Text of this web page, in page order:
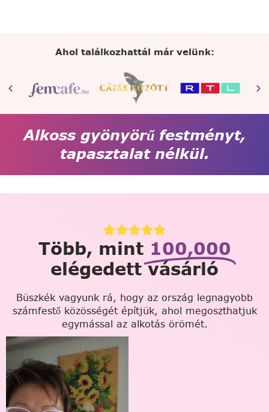
Ahol találkozhattál már velünk:
Alkoss gyönyörű festményt,
tapasztalat nélkül.
Több, mint 100,000
elégedett vásárló
Büszkék vagyunk rá, hogy az ország legnagyobb
számfestő közösségét építjük, ahol megoszthatjuk
egymással az alkotás örömét.